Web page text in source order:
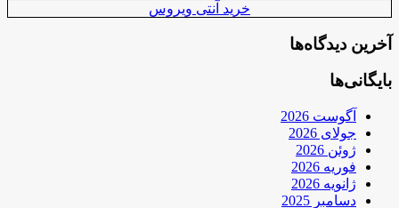
خرید آنتی ویروس
آخرین دیدگاه‌ها
بایگانی‌ها
آگوست 2026
جولای 2026
ژوئن 2026
فوریه 2026
ژانویه 2026
دسامبر 2025